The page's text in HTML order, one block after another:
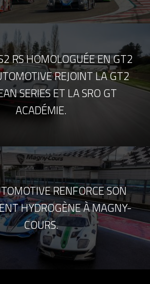
RS HOMOLOGUÉE EN GT2
REJOINT LA GT2
SERIES ET LA SRO GT
ACADÉMIE.
RENFORCE SON
HYDROGÈNE À MAGNY-
COURS.